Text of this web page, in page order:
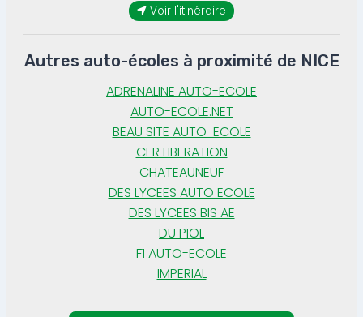
Voir l'itinéraire
Autres auto-écoles à proximité de NICE
ADRENALINE AUTO-ECOLE
AUTO-ECOLE.NET
BEAU SITE AUTO-ECOLE
CER LIBERATION
CHATEAUNEUF
DES LYCEES AUTO ECOLE
DES LYCEES BIS AE
DU PIOL
F1 AUTO-ECOLE
IMPERIAL